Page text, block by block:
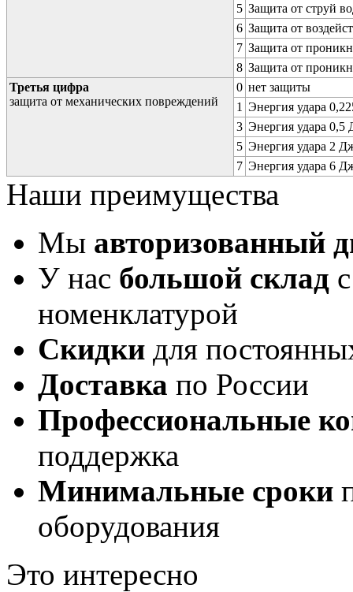
5 Защита от струй
6 Защита от
7 Защита от
8 Защита от
Третья цифра
защита от механических повреждений
0 нет защиты
1 Энергия удара
3 Энергия удара 0,5
5 Энергия удара 2
7 Энергия удара 6
Наши преимущества
Мы авторизованный
У нас большой склад
номенклатурой
Скидки для
Доставка по России
Профессиональные
поддержка
Минимальные сроки
оборудования
Это интересно